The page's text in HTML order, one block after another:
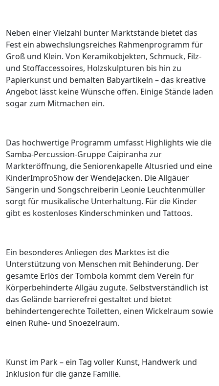
Neben einer Vielzahl bunter Marktstände bietet das
Fest ein abwechslungsreiches Rahmenprogramm für
Groß und Klein. Von Keramikobjekten, Schmuck, Filz-
und Stoffaccessoires, Holzskulpturen bis hin zu
Papierkunst und bemalten Babyartikeln – das kreative
Angebot lässt keine Wünsche offen. Einige Stände laden
sogar zum Mitmachen ein.
Das hochwertige Programm umfasst Highlights wie die
Samba-Percussion-Gruppe Caipiranha zur
Markteröffnung, die Seniorenkapelle Altusried und eine
KinderImproShow der WendeJacken. Die Allgäuer
Sängerin und Songschreiberin Leonie Leuchtenmüller
sorgt für musikalische Unterhaltung. Für die Kinder
gibt es kostenloses Kinderschminken und Tattoos.
Ein besonderes Anliegen des Marktes ist die
Unterstützung von Menschen mit Behinderung. Der
gesamte Erlös der Tombola kommt dem Verein für
Körperbehinderte Allgäu zugute. Selbstverständlich ist
das Gelände barrierefrei gestaltet und bietet
behindertengerechte Toiletten, einen Wickelraum sowie
einen Ruhe- und Snoezelraum.
Kunst im Park – ein Tag voller Kunst, Handwerk und
Inklusion für die ganze Familie.